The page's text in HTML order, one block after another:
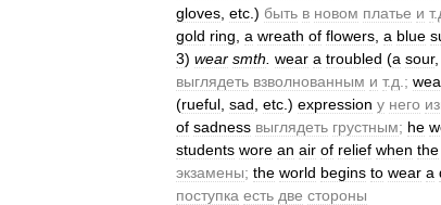
gloves etc .) быть в новом платье и т.
gold ring a wreath of flowers a blue
3) wear smth wear a troubled (a sour,
выглядеть взволнованным и т.д .;
(rueful sad etc .) expression у него
of sadness выглядеть грустным; he
students wore an air of relief when the
экзамены; the world begins to wear a
поступка есть две стороны